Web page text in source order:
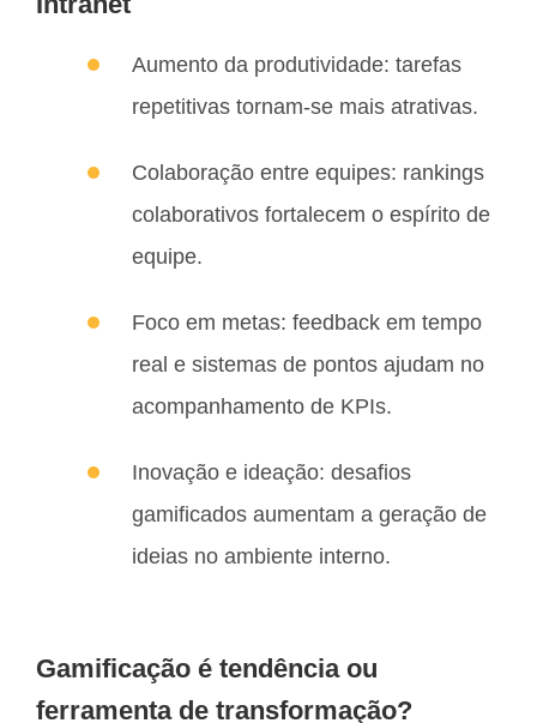
Aumento da produtividade: tarefas
repetitivas tornam-se mais atrativas.
Colaboração entre equipes: rankings
colaborativos fortalecem o espírito de
equipe.
Foco em metas: feedback em tempo
real e sistemas de pontos ajudam no
acompanhamento de KPIs.
Inovação e ideação: desafios
gamificados aumentam a geração de
ideias no ambiente interno.
Gamificação é tendência ou
ferramenta de transformação?